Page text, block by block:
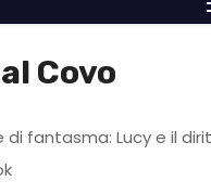
Covo
di fantasma: Lucy e il